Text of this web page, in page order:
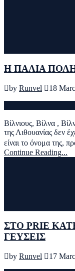
Η ΠΑΛΙΑ
by Runvel 18
Βίλνιους, Βίλνα ,
της Λιθουανίας δεν
είναι το όνομα της,
Continue Reading...
ΣΤΟ PRIE
ΓΕΥΣΕΙΣ
by Runvel 17